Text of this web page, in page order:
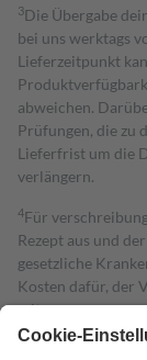
3Die Übergabe
bei uns werktags
Lieferzeitpunkt
abweichen.
Prüfungen, die zu
Lieferfrist um die
verlängern.
4Für
Rezept aus und
gesetzliche
Kosten dafür, der
mit.
Grundsätzlich